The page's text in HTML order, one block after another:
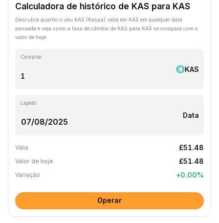
Calculadora de histórico de KAS para KAS
Descubra quanto o seu KAS (Kaspa) valia em KAS em qualquer data
passada e veja como a taxa de câmbio de KAS para KAS se compara com o
valor de hoje.
Comprar
KAS
Ligado
Data
Valia £51.48
Valor de hoje £51.48
Variação +0.00%
Operar